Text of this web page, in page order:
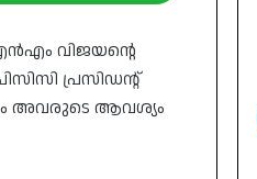
വിജയന്റെ
പ്രസിഡന്റ്
അവരുടെ ആവശ്യം